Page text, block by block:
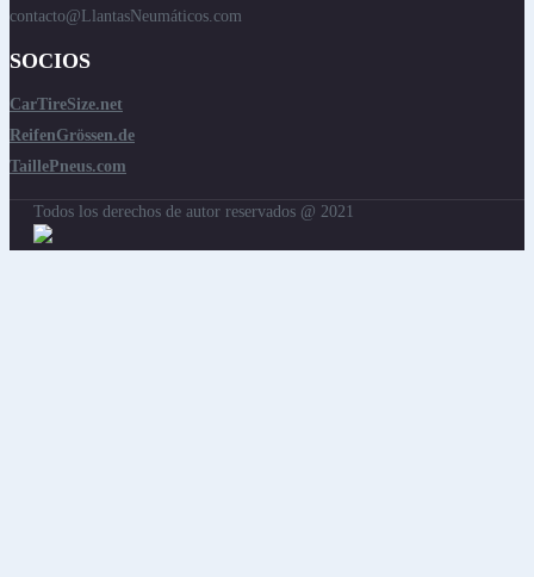
contacto@LlantasNeumáticos.com
SOCIOS
CarTireSize.net
ReifenGrössen.de
TaillePneus.com
Todos los derechos de autor reservados @ 2021